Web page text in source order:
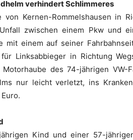
verhindert Schlimmeres
von Kernen-Rommelshausen in
zwischen einem Pkw und
mit einem auf seiner
Linksabbieger in Richtung
des 74-jährigen VW-
nur leicht verletzt, ins
Kind und einer 57-